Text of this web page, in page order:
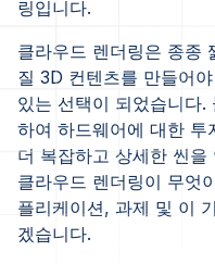
링입니다.
클라우드 렌더링은 종종
질 3D 컨텐츠를 만들어
있는 선택이 되었습니다
하여 하드웨어에 대한 투
더 복잡하고 상세한 씬
클라우드 렌더링이 무엇
플리케이션, 과제 및 이
겠습니다.